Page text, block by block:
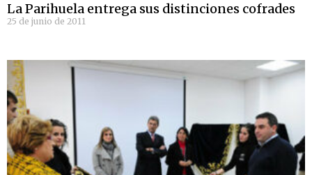
La Parihuela entrega sus distinciones cofrades
25 de junio de 2011